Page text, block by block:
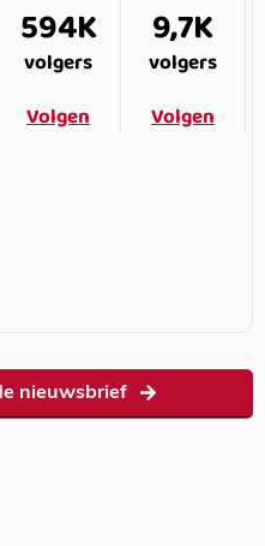
594K
volgers
Volgen
9,7K
volgers
Volgen
nieuwsbrief